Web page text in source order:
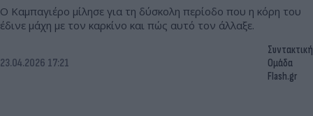
Ο Καμπαγιέρο μίλησε για τη δύσκολη περίοδο που η κόρη του
έδινε μάχη με τον καρκίνο και πώς αυτό τον άλλαξε.
23.04.2026 17:21
Συντακτική
Ομάδα
Flash.gr